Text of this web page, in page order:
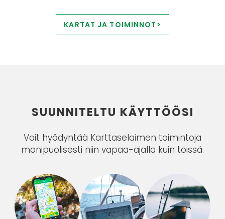
KARTAT JA TOIMINNOT>
SUUNNITELTU KÄYTTÖÖSI
Voit hyödyntää Karttaselaimen toimintoja
monipuolisesti niin vapaa-ajalla kuin töissä.